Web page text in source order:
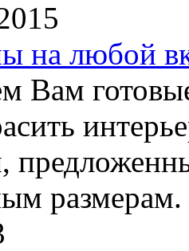
на любой
Вам
размерам.